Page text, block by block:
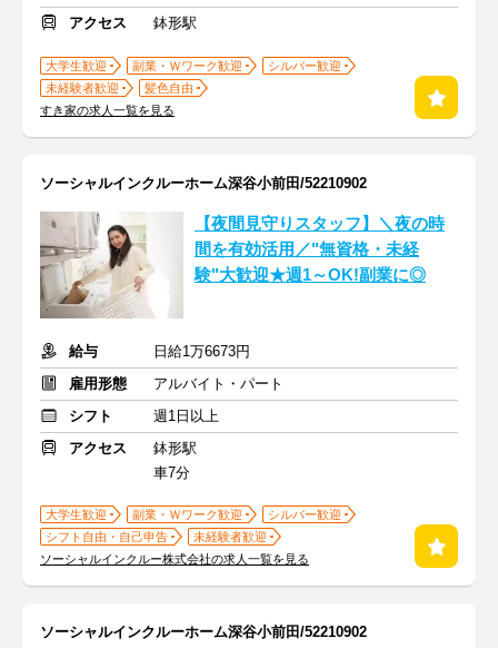
アクセス
鉢形駅
大学生歓迎 副業・Ｗワーク歓迎
シルバー歓迎
未経験者歓迎
髪色自由
すき家の求人一覧を見る
ソーシャルインクルーホーム深谷小前田/52210902
【夜間見守りスタッフ】＼夜の時
間を有効活用／"無資格・未経
験"大歓迎★週1～OK!副業に◎
給与
日給1万6673円
雇用形態
アルバイト・パート
シフト
週1日以上
アクセス
鉢形駅
車7分
大学生歓迎 副業・Ｗワーク歓迎
シルバー歓迎
シフト自由・自己申告
未経験者歓迎
ソーシャルインクルー株式会社の求人一覧を見る
ソーシャルインクルーホーム深谷小前田/52210902